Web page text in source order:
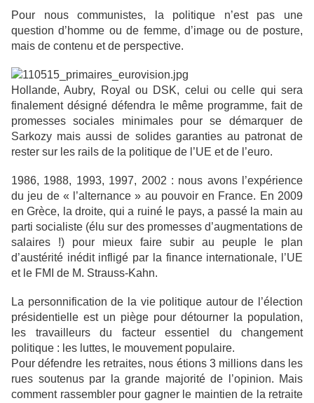
Pour nous communistes, la politique n’est pas une
question d’homme ou de femme, d’image ou de posture,
mais de contenu et de perspective.
Hollande, Aubry, Royal ou DSK, celui ou celle qui sera
finalement désigné défendra le même programme, fait de
promesses sociales minimales pour se démarquer de
Sarkozy mais aussi de solides garanties au patronat de
rester sur les rails de la politique de l’UE et de l’euro.
1986, 1988, 1993, 1997, 2002 : nous avons l’expérience
du jeu de « l’alternance » au pouvoir en France. En 2009
en Grèce, la droite, qui a ruiné le pays, a passé la main au
parti socialiste (élu sur des promesses d’augmentations de
salaires !) pour mieux faire subir au peuple le plan
d’austérité inédit infligé par la finance internationale, l’UE
et le FMI de M. Strauss-Kahn.
La personnification de la vie politique autour de l’élection
présidentielle est un piège pour détourner la population,
les travailleurs du facteur essentiel du changement
politique : les luttes, le mouvement populaire.
Pour défendre les retraites, nous étions 3 millions dans les
rues soutenus par la grande majorité de l’opinion. Mais
comment rassembler pour gagner le maintien de la retraite